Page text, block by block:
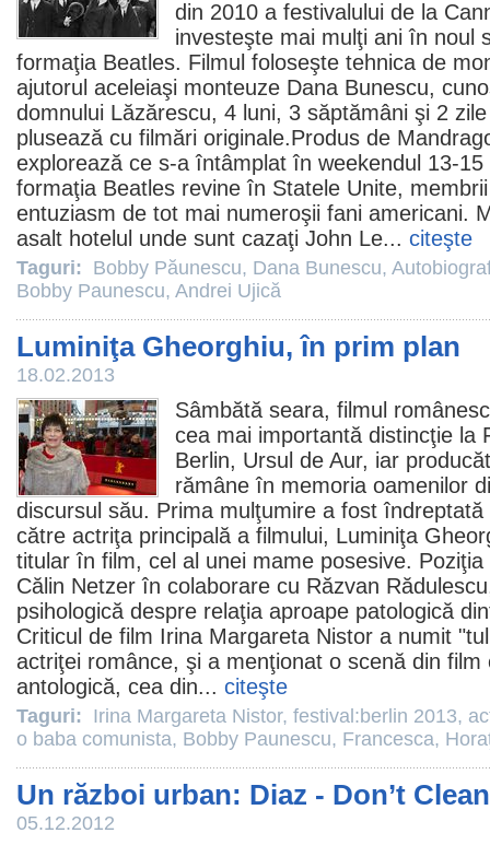
din 2010 a festivalului de la
investeşte mai mulţi ani în noul
formaţia Beatles. Filmul foloseşte tehnica de
ajutorul aceleiaşi monteuze Dana Bunescu,
domnului Lăzărescu, 4 luni, 3 săptămâni şi 2
plusează cu filmări originale.Produs de
explorează ce s-a întâmplat în weekendul 13-
formaţia Beatles revine în Statele Unite,
entuziasm de tot mai numeroşii fani americani.
asalt hotelul unde sunt cazaţi John Le... citeşte
Taguri: Bobby Păunescu, Dana Bunescu,
Bobby Paunescu, Andrei Ujică
Luminiţa Gheorghiu, în prim plan
18.02.2013
Sâmbătă seara, filmul
cea mai importantă distincţie la
Berlin, Ursul de Aur, iar
rămâne în memoria oamenilor
discursul său. Prima mulţumire a fost
către actriţa principală a filmului, Luminiţa
titular în film, cel al unei mame posesive.
Călin Netzer în colaborare cu Răzvan Rădulescu
psihologică despre relaţia aproape patologică
Criticul de film Irina Margareta Nistor a numit
actriţei românce, şi a menţionat o scenă din film
antologică, cea din... citeşte
Taguri: Irina Margareta Nistor, festival:berlin 2013,
o baba comunista, Bobby Paunescu, Francesca,
Un război urban: Diaz - Don’t
05.12.2012